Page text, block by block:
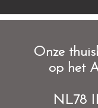
Onze
op het
NL78